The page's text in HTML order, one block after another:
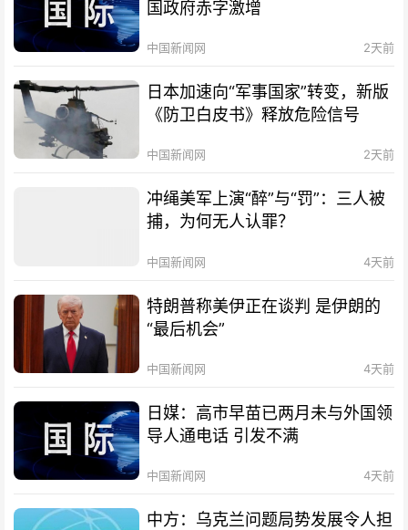
国政府赤字激增
中国新闻网 2天前
日本加速向“军事国家”转变，新版
《防卫白皮书》释放危险信号
中国新闻网 2天前
冲绳美军上演“醉”与“罚”：三人被
捕，为何无人认罪？
中国新闻网 4天前
特朗普称美伊正在谈判 是伊朗的
“最后机会”
中国新闻网 4天前
日媒：高市早苗已两月未与外国领
导人通电话 引发不满
中国新闻网 4天前
中方：乌克兰问题局势发展令人担